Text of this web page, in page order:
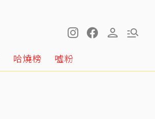
哈燒榜 噓粉